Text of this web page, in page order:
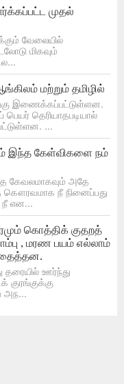
முதல்
வேலையில்
மிகவும்
மற்றும் தமிழில்
இணைக்கப்பட்டுள்ளன.
தெரியாதபடியால்
...
இந்த கேள்விகளை நம்
கேவலமாகவும் அதே
நீ நினைப்பது
நீ என...
கொத்திக் குதறத்
, மரண பயம் எல்லாம்
தரையில் ஊர்ந்து
குரங்குக்கு
அந...